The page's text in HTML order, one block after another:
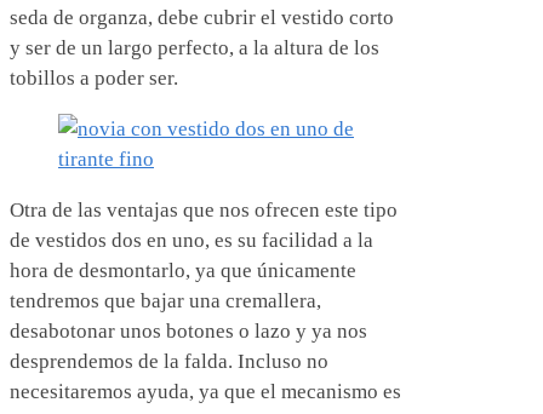
seda de organza, debe cubrir el vestido corto
y ser de un largo perfecto, a la altura de los
tobillos a poder ser.
Otra de las ventajas que nos ofrecen este tipo
de vestidos dos en uno, es su facilidad a la
hora de desmontarlo, ya que únicamente
tendremos que bajar una cremallera,
desabotonar unos botones o lazo y ya nos
desprendemos de la falda. Incluso no
necesitaremos ayuda, ya que el mecanismo es